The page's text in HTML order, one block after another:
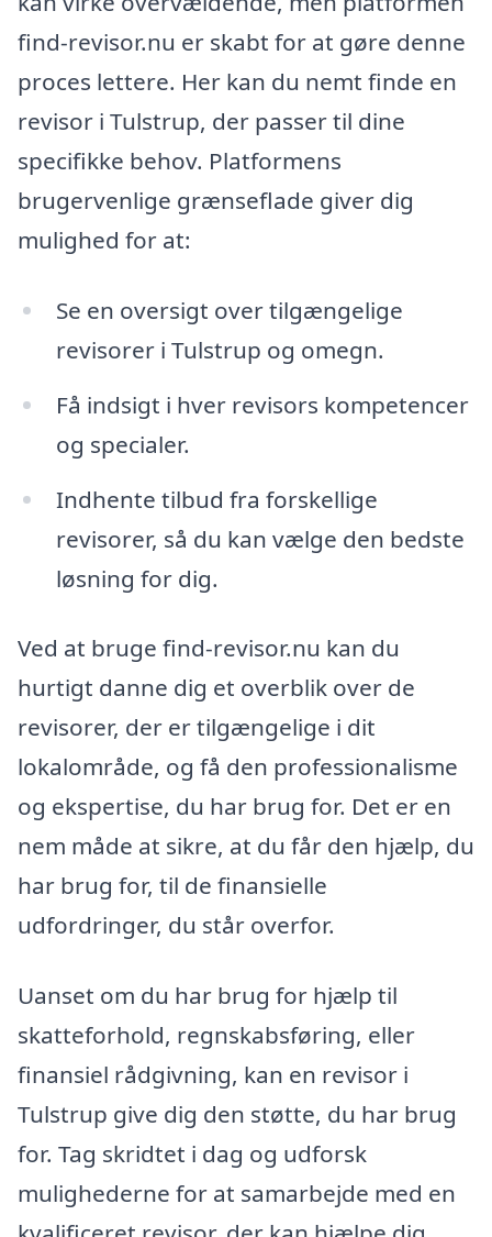
find-revisor.nu er skabt for at gøre denne
proces lettere. Her kan du nemt finde en
revisor i Tulstrup, der passer til dine
specifikke behov. Platformens
brugervenlige grænseflade giver dig
mulighed for at:
Se en oversigt over tilgængelige
revisorer i Tulstrup og omegn.
Få indsigt i hver revisors kompetencer
og specialer.
Indhente tilbud fra forskellige
revisorer, så du kan vælge den bedste
løsning for dig.
Ved at bruge find-revisor.nu kan du
hurtigt danne dig et overblik over de
revisorer, der er tilgængelige i dit
lokalområde, og få den professionalisme
og ekspertise, du har brug for. Det er en
nem måde at sikre, at du får den hjælp, du
har brug for, til de finansielle
udfordringer, du står overfor.
Uanset om du har brug for hjælp til
skatteforhold, regnskabsføring, eller
finansiel rådgivning, kan en revisor i
Tulstrup give dig den støtte, du har brug
for. Tag skridtet i dag og udforsk
mulighederne for at samarbejde med en